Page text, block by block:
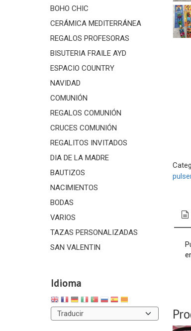
BOHO CHIC
CERÁMICA MEDITERRÁNEA
REGALOS PROFESORAS
BISUTERIA FRAILE AYD
ESPACIO COUNTRY
NAVIDAD
COMUNIÓN
REGALOS COMUNIÓN
CRUCES COMUNIÓN
REGALITOS INVITADOS
DIA DE LA MADRE
BAUTIZOS
NACIMIENTOS
BODAS
VARIOS
TAZAS PERSONALIZADAS
SAN VALENTIN
Idioma